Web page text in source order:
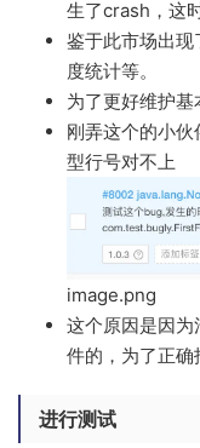
生了crash，这
鉴于此市场出
度统计等。
为了更好维护
刚弄这个的小
型行号对不上
image.png
这个原因是因
件的，为了正
进行测试